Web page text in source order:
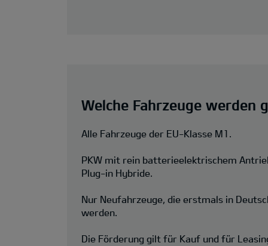
Welche Fahrzeuge werden
Alle Fahrzeuge der EU-Klasse M1.
PKW mit rein batterieelektrischem
Plug-in Hybride.
Nur Neufahrzeuge, die erstmals in
werden.
Die Förderung gilt für Kauf und für